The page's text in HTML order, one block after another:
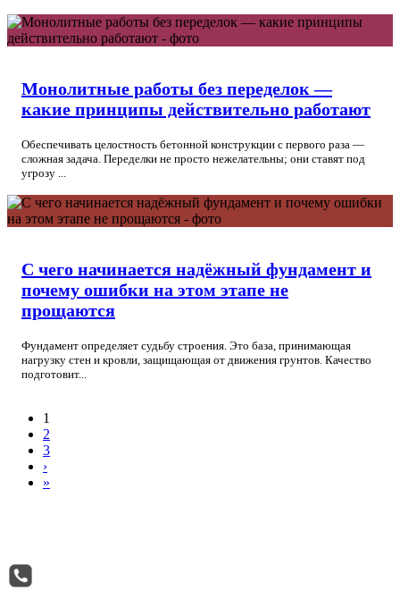
Монолитные работы без переделок —
какие принципы действительно работают
Обеспечивать целостность бетонной конструкции с первого раза —
сложная задача. Переделки не просто нежелательны; они ставят под
угрозу ...
С чего начинается надёжный фундамент и
почему ошибки на этом этапе не
прощаются
Фундамент определяет судьбу строения. Это база, принимающая
нагрузку стен и кровли, защищающая от движения грунтов. Качество
подготовит...
1
2
3
›
»